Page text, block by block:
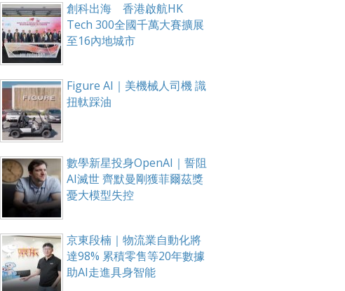
創科出海 香港啟航HK
Tech 300全國千萬大賽擴展
至16內地城市
Figure AI｜美機械人司機 識
扭軚踩油
數學新星投身OpenAI｜誓阻
AI滅世 齊默曼剛獲菲爾茲獎
憂大模型失控
京東段楠｜物流業自動化將
達98% 累積零售等20年數據
助AI走進具身智能